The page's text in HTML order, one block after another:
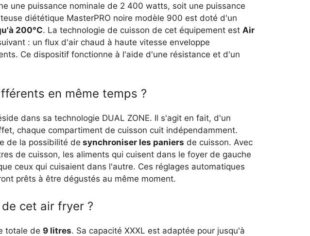
une puissance nominale de 2 400 watts, soit une puissance
diététique MasterPRO noire modèle 900 est doté d'un
200°C. La technologie de cuisson de cet équipement est Air
: un flux d'air chaud à haute vitesse enveloppe
Ce dispositif fonctionne à l'aide d'une résistance et d'un
en même temps ?
dans sa technologie DUAL ZONE. Il s'agit en fait, d'un
chaque compartiment de cuisson cuit indépendamment.
de la possibilité de synchroniser les paniers de cuisson. Avec
de cuisson, les aliments qui cuisent dans le foyer de gauche
ceux qui cuisaient dans l'autre. Ces réglages automatiques
prêts à être dégustés au même moment.
cet air fryer ?
totale de 9 litres. Sa capacité XXXL est adaptée pour jusqu'à